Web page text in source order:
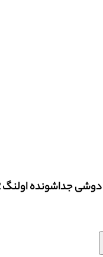
جداشونده اولنگ 6112